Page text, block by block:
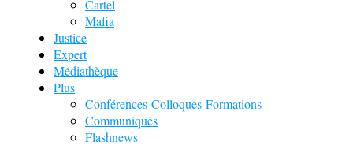
Cartel
Mafia
Justice
Expert
Médiathèque
Plus
Conférences-Colloques-Formations
Communiqués
Flashnews